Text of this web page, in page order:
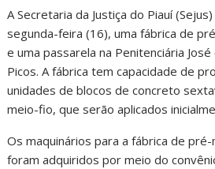
A Secretaria da Justiça do Piauí
segunda-feira (16), uma fábrica de
e uma passarela na Penitenciária
Picos. A fábrica tem capacidade de
unidades de blocos de concreto
meio-fio, que serão aplicados
Os maquinários para a fábrica de
foram adquiridos por meio do